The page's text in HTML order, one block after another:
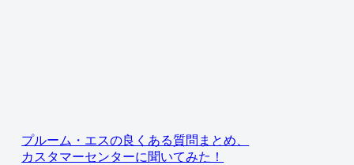
プルーム・エスの良くある質問まとめ、
カスタマーセンターに聞いてみた！